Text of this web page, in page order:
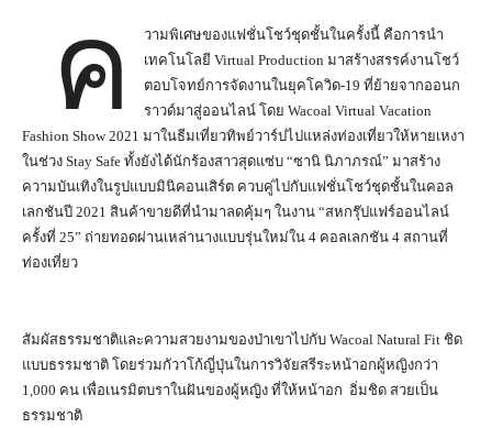
ค
วามพิเศษของแฟชั่นโชว์ชุดชั้นในครั้งนี้ คือการนำ
เทคโนโลยี Virtual Production มาสร้างสรรค์งานโชว์
ตอบโจทย์การจัดงานในยุคโควิด-19 ที่ย้ายจากออนก
ราวด์มาสู่ออนไลน์ โดย Wacoal Virtual Vacation
Fashion Show 2021 มาในธีมเที่ยวทิพย์วาร์ปไปแหล่งท่องเที่ยวให้หายเหงา
ในช่วง Stay Safe ทั้งยังได้นักร้องสาวสุดแซ่บ “ซานิ นิภาภรณ์” มาสร้าง
ความบันเทิงในรูปแบบมินิคอนเสิร์ต ควบคู่ไปกับแฟชั่นโชว์ชุดชั้นในคอล
เลกชันปี 2021 สินค้าขายดีที่นำมาลดคุ้มๆ ในงาน “สหกรุ๊ปแฟร์ออนไลน์
ครั้งที่ 25” ถ่ายทอดผ่านเหล่านางแบบรุ่นใหม่ใน 4 คอลเลกชัน 4 สถานที่
ท่องเที่ยว
สัมผัสธรรมชาติและความสวยงามของป่าเขาไปกับ Wacoal Natural Fit ชิด
แบบธรรมชาติ โดยร่วมกัวาโก้ญี่ปุ่นในการวิจัยสรีระหน้าอกผู้หญิงกว่า
1,000 คน เพื่อเนรมิตบราในฝันของผู้หญิง ที่ให้หน้าอก อิ่มชิด สวยเป็น
ธรรมชาติ